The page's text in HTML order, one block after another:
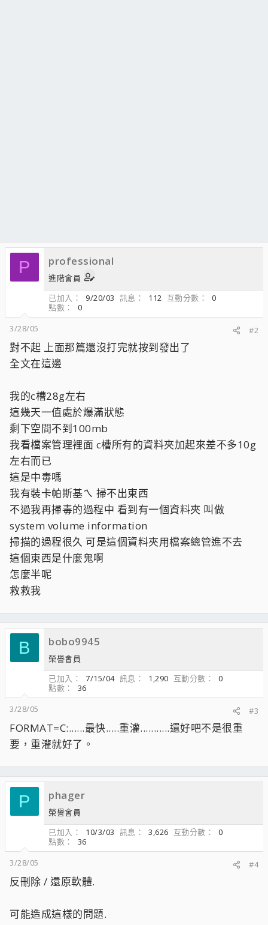
P professional
進階會員
已加入
9/20/03 訊息 112 互動分數
0
點數
0
3/28/05
#2
對不起 上面那篇還沒打完就按到發出了
全文在這邊
我的c槽28g左右
這幾天一值處於爆滿狀態
剩下空間不到100mb
我看檔案管理裡面 c槽所有的資料夾加起來差不多10g
左右而已
這是中毒嗎
我有裝卡帕斯基ㄟ 掃不出東西
不過我再掃毒的過程中 看到有一個資料夾 叫做
system volume information
掃描的過程很久 可是這個資料夾用檔案總管進不去
這個東西是什麼鬼啊
怎麼半呢
救救我
B bobo9945
榮譽會員
已加入
7/15/04 訊息 1,290 互動分數
0
點數
36
3/28/05
#3
FORMAT=C:......最快.....重灌...........還好吧不是很重
要，重灌就好了。
P phager
榮譽會員
已加入
10/3/03 訊息 3,626 互動分數
0
點數
36
3/28/05
#4
反刪除 / 還原軟體.
可能造成這樣的問題.